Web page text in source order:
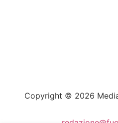
Copyright © 2026